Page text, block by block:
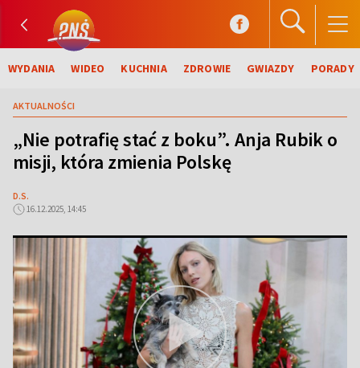
WYDANIA WIDEO KUCHNIA ZDROWIE GWIAZDY PORADY
AKTUALNOŚCI
„Nie potrafię stać z boku”. Anja Rubik o
misji, która zmienia Polskę
D.S.
16.12.2025, 14:45